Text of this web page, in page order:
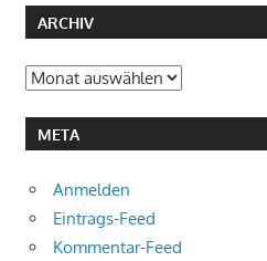
ARCHIV
Archiv
META
Anmelden
Eintrags-Feed
Kommentar-Feed